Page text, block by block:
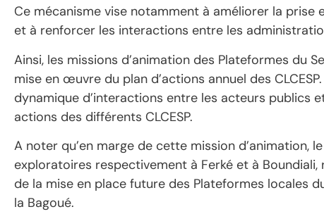
Ce mécanisme vise notamment à améliorer la
et à renforcer les interactions entre les
Ainsi, les missions d’animation des Plateformes du
mise en œuvre du plan d’actions annuel des
dynamique d’interactions entre les acteurs publics
actions des différents CLCESP.
A noter qu’en marge de cette mission d’animation,
exploratoires respectivement à Ferké et à
de la mise en place future des Plateformes locales
la Bagoué.